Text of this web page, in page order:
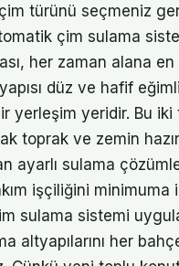
türünü seçmeniz
çim sulama
her zaman alana
düz ve hafif
yerleşim yeridir. Bu
toprak ve zemin
ayarlı sulama
işçiliğini minimuma
sulama sistemi
altyapılarını her